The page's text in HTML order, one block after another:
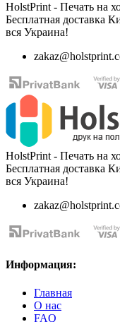
HolstPrint - Печать на
Бесплатная доставка
вся Украина!
HolstPrint - Печать на
Бесплатная доставка
вся Украина!
Информация:
Главная
О нас
FAQ